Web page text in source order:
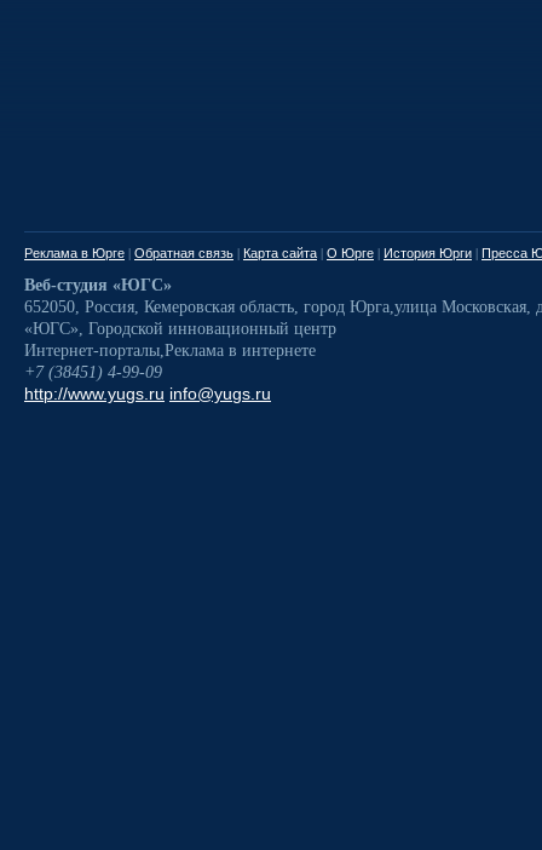
Реклама в Юрге | Обратная связь | Карта сайта | О Юрге | История Юрги | Пресса
Веб-студия «ЮГС»
652050, Россия, Кемеровская область, город Юрга,улица Московская,
«ЮГС», Городской инновационный центр
Интернет-порталы,Реклама в интернете
+7 (38451) 4-99-09
http://www.yugs.ru info@yugs.ru